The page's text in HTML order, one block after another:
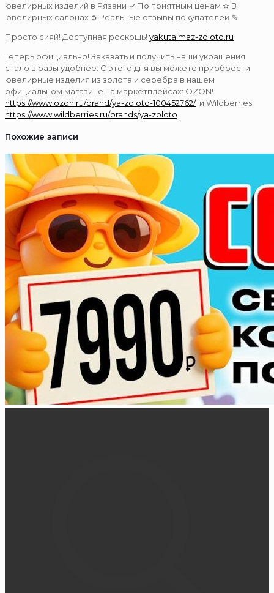
ювелирных изделий в Рязани ✓ По приятным ценам ✫ В
ювелирных салонах ➲ Реальные отзывы покупателей ✎
Просто сияй! Доступная роскошь! yakutalmaz-zoloto.ru
Теперь официально! Заказать и получить наши украшения
стало в разы удобнее. С этого дня вы можете приобрести
ювелирные изделия из золота и серебра в нашем
официальном магазине на маркетплейсах: OZON!
https://www.ozon.ru/brand/ya-zoloto-100452762/и Wildberries
https://www.wildberries.ru/brands/ya-zoloto
Похожие записи